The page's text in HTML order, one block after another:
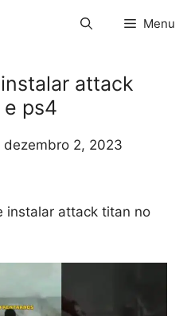
Menu
attack
ps4
dezembro 2, 2023
instalar attack titan no